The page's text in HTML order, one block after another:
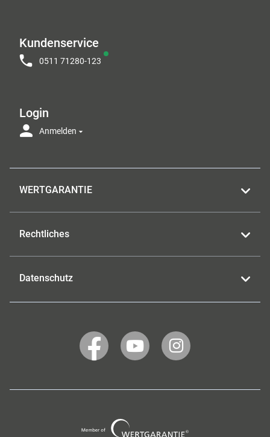
Kundenservice
0511 71280-123
Login
Anmelden
WERTGARANTIE
Rechtliches
Datenschutz
WERTGARANTIE
auf
WERTGARANTIE
auf
WERTGARANTIE
auf